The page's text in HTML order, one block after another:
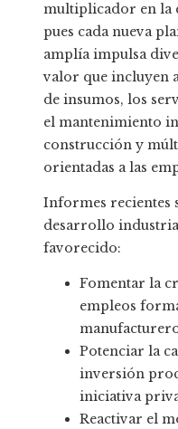
multiplicador en la
pues cada nueva
amplía impulsa
valor que incluyen
de insumos, los
el mantenimiento
construcción y
orientadas a las
Informes recientes
desarrollo
favorecido:
Fomentar la
empleos
Potenciar la
inversión
iniciativa
Reactivar el